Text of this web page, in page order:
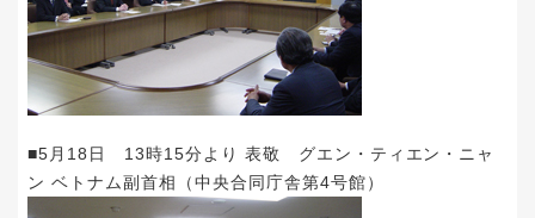
■5月18日 13時15分より 表敬 グエン・ティエン・ニャ
ン ベトナム副首相（中央合同庁舎第4号館）